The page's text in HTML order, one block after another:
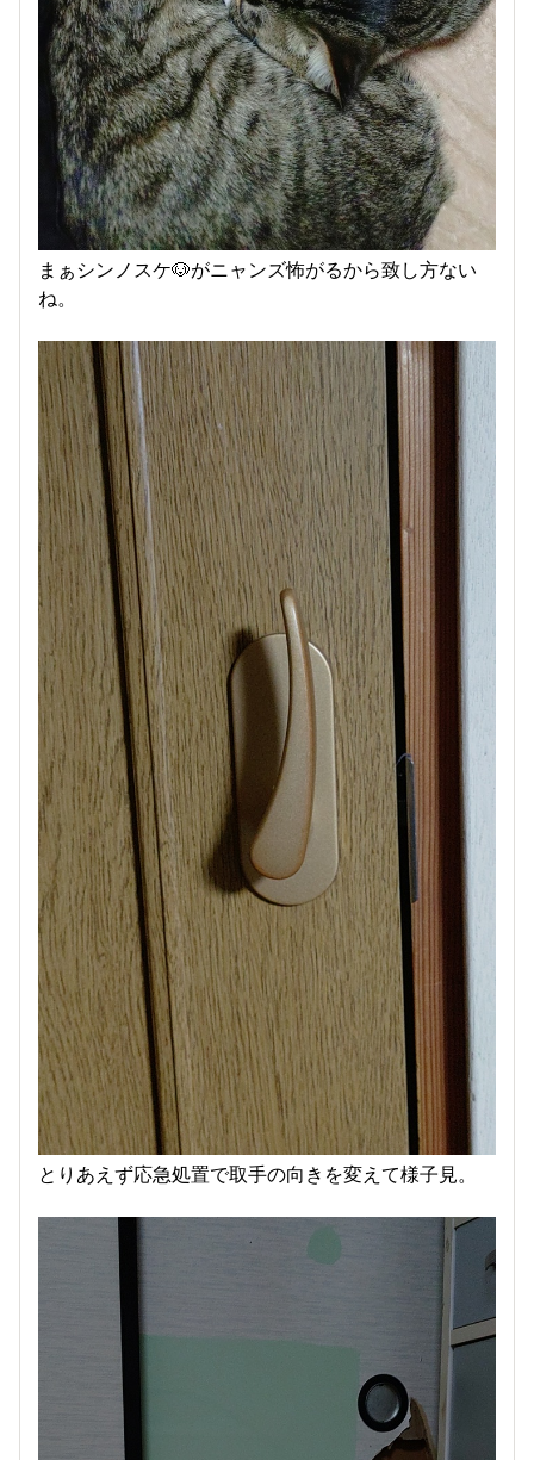
まぁシンノスケ🐶がニャンズ怖がるから致し方ない
ね。
とりあえず応急処置で取手の向きを変えて様子見。